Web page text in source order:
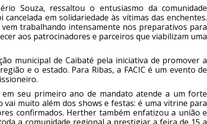
Souza, ressaltou o entusiasmo da comunidade
em solidariedade às vítimas das enchentes.
trabalhando intensamente nos preparativos para
aos patrocinadores e parceiros que viabilizam uma
municipal de Caibaté pela iniciativa de promover a
e o estado. Para Ribas, a FACIC é um evento de
seu primeiro ano de mandato atende a um forte
vai muito além dos shows e festas: é uma vitrine para
confirmados. Herther também enfatizou a união e